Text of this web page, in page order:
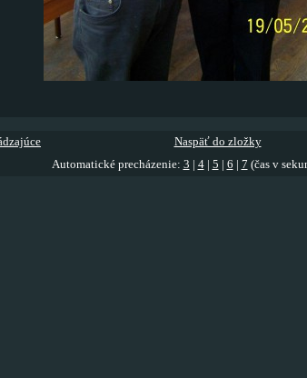
Naspäť do zložky
Automatické precházenie: 3 4| 5 6 7 (čas v